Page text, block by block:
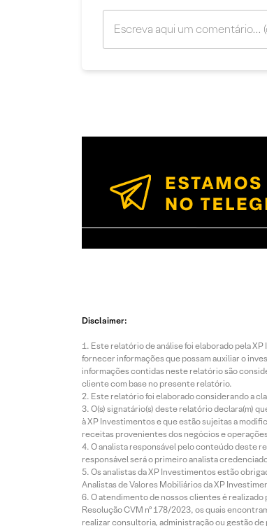
Disclaimer:
Este relatório de análise foi elaborado pela
fornecer informações que possam auxiliar o
informações contidas neste relatório são
cliente com base no presente relatório.
Este relatório foi elaborado considerando a
O(s) signatário(s) deste relatório declara(m)
à XP Investimentos e que estão sujeitas a
receitas provenientes dos negócios e
O analista responsável pelo conteúdo deste
responsável será o primeiro analista
Os analistas da XP Investimentos estão
Analistas de Valores Mobiliários da XP
O atendimento de nossos clientes é realizado
Resolução CVM nº 178/2023, os quais
realizar consultoria, administração ou gestão